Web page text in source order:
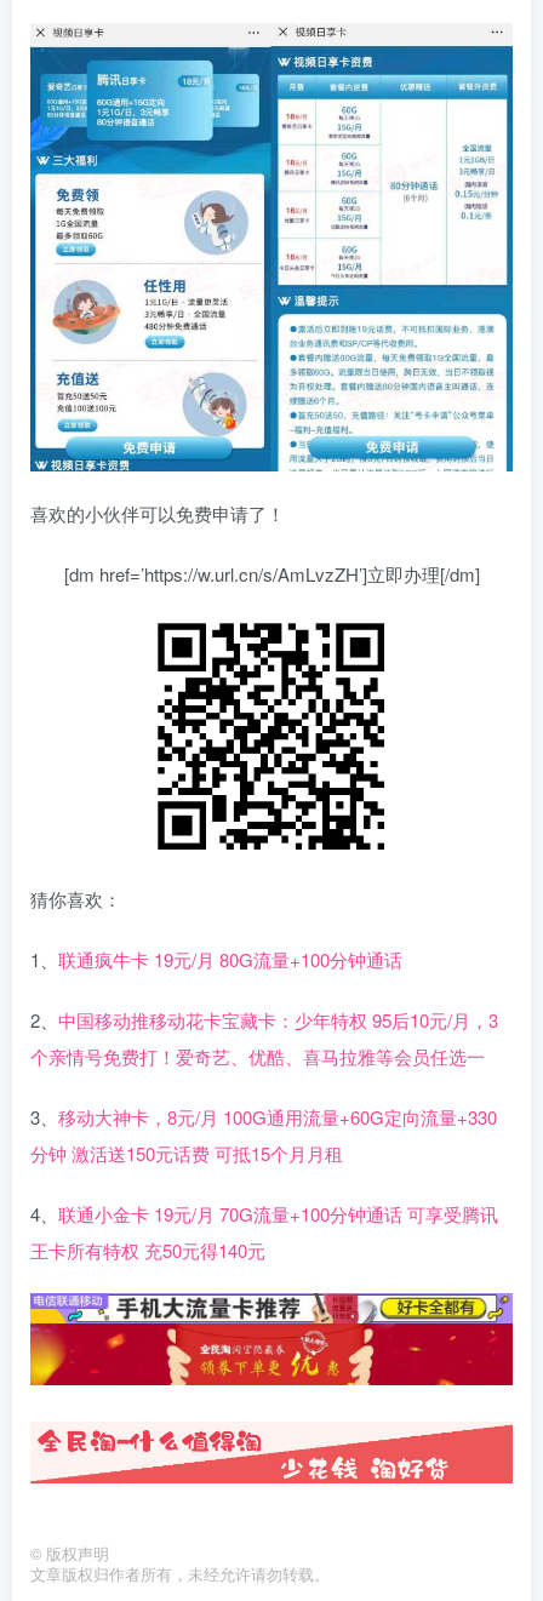
喜欢的小伙伴可以免费申请了！
[dm href=’https://w.url.cn/s/AmLvzZH’]立即办理[/dm]
猜你喜欢：
1、 联通疯牛卡 19元/月 80G流量+100分钟通话
2、 中国移动推移动花卡宝藏卡：少年特权 95后10元/月，3
个亲情号免费打！爱奇艺、优酷、喜马拉雅等会员任选一
3、 移动大神卡，8元/月 100G通用流量+60G定向流量+330
分钟 激活送150元话费 可抵15个月月租
4、 联通小金卡 19元/月 70G流量+100分钟通话 可享受腾讯
王卡所有特权 充50元得140元
© 版权声明
文章版权归作者所有，未经允许请勿转载。